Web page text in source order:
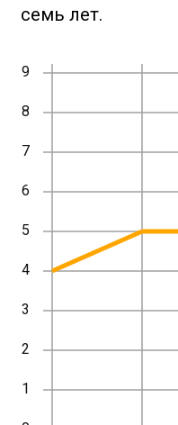
семь лет.